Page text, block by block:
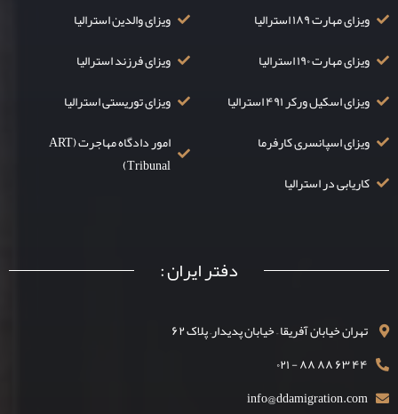
ویزای مهارت ۱۸۹ استرالیا
ویزای مهارت ۱۹۰ استرالیا
ویزای اسکیل ورکر ۴۹۱ استرالیا
ویزای اسپانسری کارفرما
کاریابی در استرالیا
ویزای والدین استرالیا
ویزای فرزند استرالیا
ویزای توریستی استرالیا
امور دادگاه مهاجرت (ART
Tribunal)
دفتر ایران :
تهران خیابان آفریقا – خیابان پدیدار– پلاک ۶۲
۴۴ ۶۳ ۸۸ ۸۸ - ۰۲۱
info@ddamigration.com